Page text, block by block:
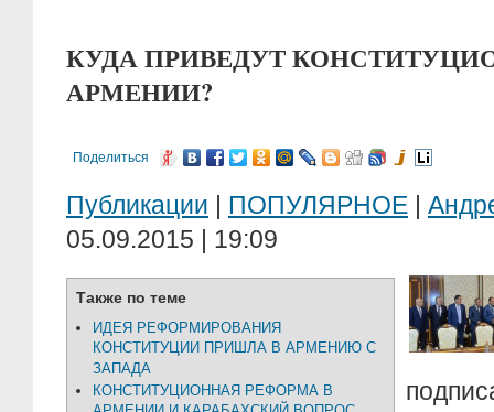
КУДА ПРИВЕДУТ
АРМЕНИИ?
Поделиться
Публикации | ПОПУЛЯРНОЕ |
05.09.2015 | 19:09
Также по теме
ИДЕЯ РЕФОРМИРОВАНИЯ
КОНСТИТУЦИИ ПРИШЛА В АРМЕНИЮ С
ЗАПАДА
КОНСТИТУЦИОННАЯ РЕФОРМА В